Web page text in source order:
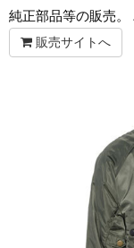
純正部品等の販売
販売サイトへ